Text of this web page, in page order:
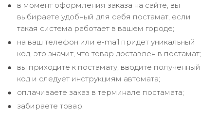
в момент оформления заказа на сайте, вы
выбираете удобный для себя постамат, если
такая система работает в вашем городе;
на ваш телефон или e-mail придет уникальный
код, это значит, что товар доставлен в постамат;
вы приходите к постамату, вводите полученный
код и следует инструкциям автомата;
оплачиваете заказ в терминале постамата;
забираете товар.